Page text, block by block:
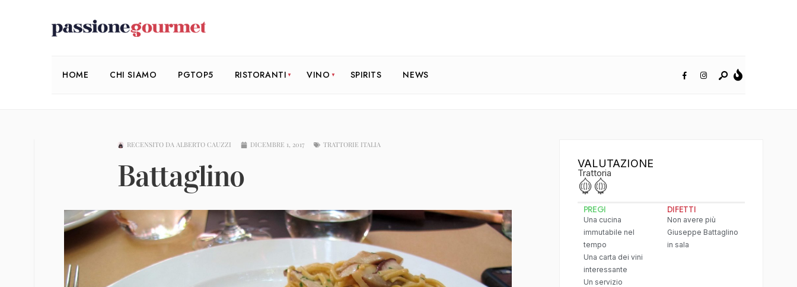
HOME CHI SIAMO PGTOP5 RISTORANTI VINO SPIRITS NEWS
RECENSITO DA ALBERTO CAUZZI DICEMBRE 1, 2017 TRATTORIE ITALIA
Battaglino VALUTAZIONE
Trattoria
PREGI
Una cucina
immutabile nel
tempo
Una carta dei vini
interessante
Un servizio
DIFETTI
Non avere più
Giuseppe Battaglino
in sala